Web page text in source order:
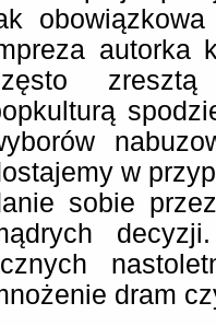
autorka
w
sobie
dram